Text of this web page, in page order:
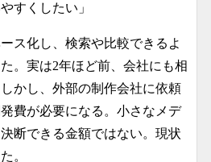
すくしたい」
ス化し、検索や比較できるよ
。実は2年ほど前、会社にも相
かし、外部の制作会社に依頼
費が必要になる。小さなメデ
断できる金額ではない。現状
。